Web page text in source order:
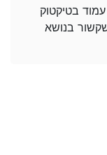
בטיקטוק
בנושא